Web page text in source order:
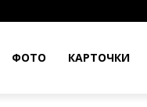
ФОТО КАРТОЧКИ